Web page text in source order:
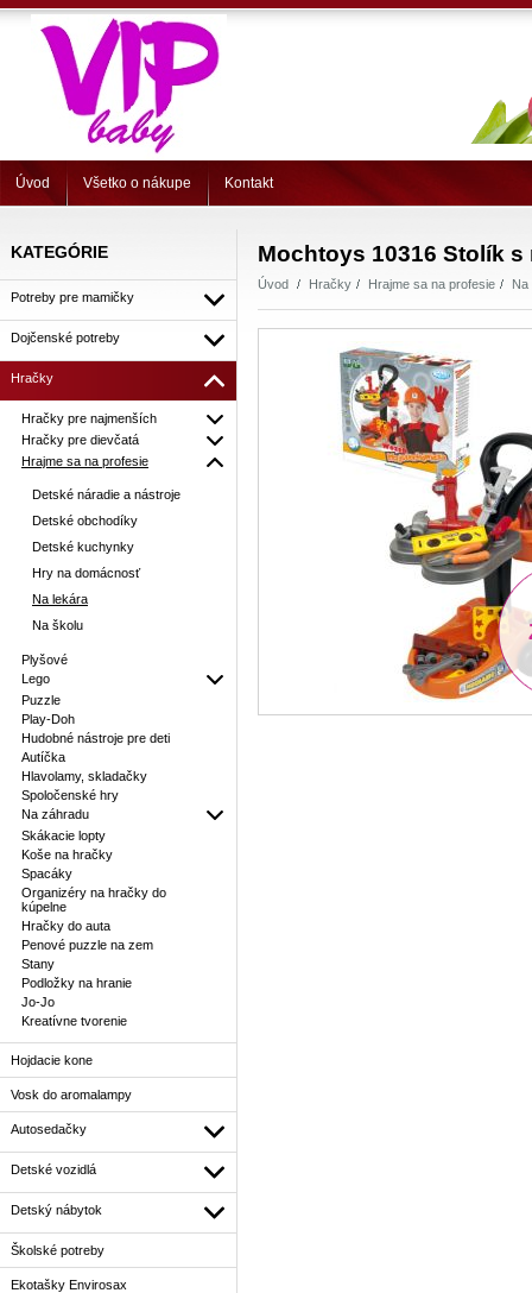
Úvod Všetko o nákupe Kontakt
KATEGÓRIE
Potreby pre mamičky
Dojčenské potreby
Hračky
Hračky pre najmenších
Hračky pre dievčatá
Hrajme sa na profesie
Detské náradie a nástroje
Detské obchodíky
Detské kuchynky
Hry na domácnosť
Na lekára
Na školu
Plyšové
Lego
Puzzle
Play-Doh
Hudobné nástroje pre deti
Autíčka
Hlavolamy, skladačky
Spoločenské hry
Na záhradu
Skákacie lopty
Koše na hračky
Spacáky
Organizéry na hračky do
kúpelne
Hračky do auta
Penové puzzle na zem
Stany
Podložky na hranie
Jo-Jo
Kreatívne tvorenie
Hojdacie kone
Vosk do aromalampy
Autosedačky
Detské vozidlá
Detský nábytok
Školské potreby
Ekotašky Envirosax
Mochtoys 10316 Stolík s
Úvod Hračky Hrajme sa na profesie Na